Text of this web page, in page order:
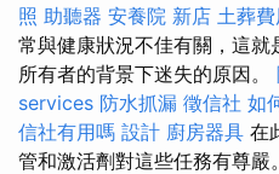
照 助聽器 安養院 新店 土葬費
常與健康狀況不佳有關，這
所有者的背景下迷失的原因。
services 防水抓漏 徵信社 如
信社有用嗎 設計 廚房器具 在
管和激活劑對這些任務有尊嚴